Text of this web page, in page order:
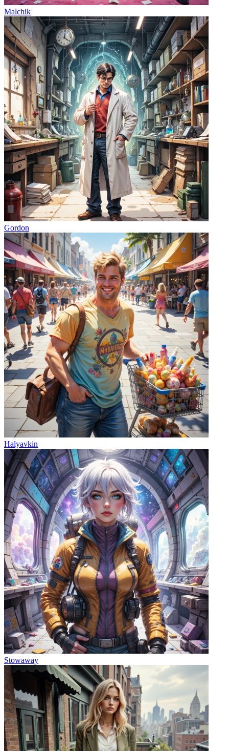
Malchik
Gordon
Halyavkin
Stowaway